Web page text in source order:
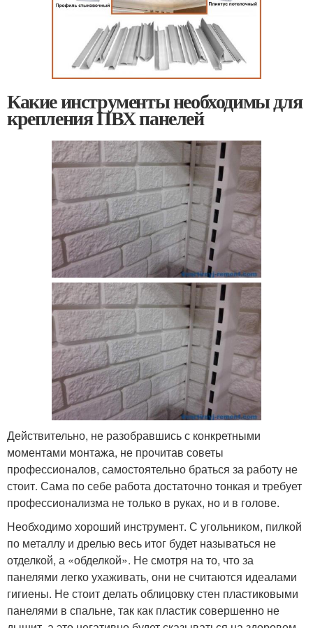
Какие инструменты необходимы для
крепления ПВХ панелей
Действительно, не разобравшись с конкретными
моментами монтажа, не прочитав советы
профессионалов, самостоятельно браться за работу не
стоит. Сама по себе работа достаточно тонкая и требует
профессионализма не только в руках, но и в голове.
Необходимо хороший инструмент. С угольником, пилкой
по металлу и дрелью весь итог будет называться не
отделкой, а «обделкой». Не смотря на то, что за
панелями легко ухаживать, они не считаются идеалами
гигиены. Не стоит делать облицовку стен пластиковыми
панелями в спальне, так как пластик совершенно не